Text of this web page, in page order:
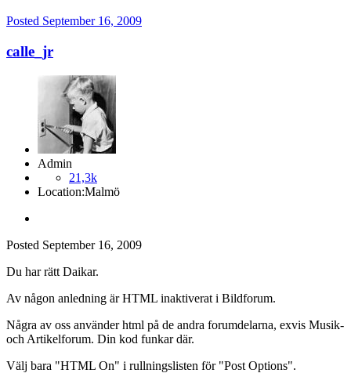
Posted September 16, 2009
calle_jr
Admin
21,3k
Location:Malmö
Posted September 16, 2009
Du har rätt Daikar.
Av någon anledning är HTML inaktiverat i Bildforum.
Några av oss använder html på de andra forumdelarna, exvis Musik-
och Artikelforum. Din kod funkar där.
Välj bara "HTML On" i rullningslisten för "Post Options".